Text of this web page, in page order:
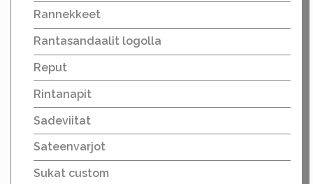
Rannekkeet
Rantasandaalit logolla
Reput
Rintanapit
Sadeviitat
Sateenvarjot
Sukat custom